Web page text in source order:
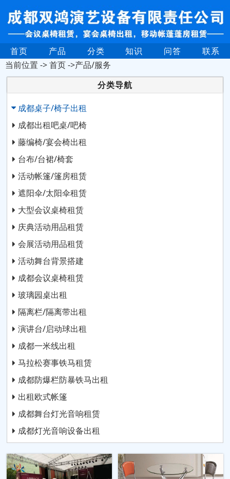
首页 产品 分类 知识 问答
联系
当前位置 ->首页->产品/服务
分类导航
成都桌子/椅子出租
成都出租吧桌/吧椅
藤编椅/宴会椅出租
台布/台裙/椅套
活动帐篷/篷房租赁
遮阳伞/太阳伞租赁
大型会议桌椅租赁
庆典活动用品租赁
会展活动用品租赁
活动舞台背景搭建
成都会议桌椅租赁
玻璃园桌出租
隔离栏/隔离带出租
演讲台/启动球出租
成都一米线出租
马拉松赛事铁马租赁
成都防爆栏防暴铁马出租
出租欧式帐篷
成都舞台灯光音响租赁
成都灯光音响设备出租